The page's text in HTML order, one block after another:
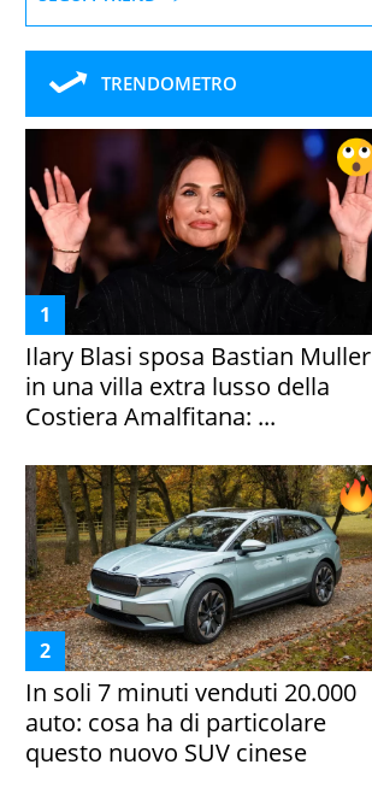
TRENDOMETRO
Ilary Blasi sposa Bastian Muller
in una villa extra lusso della
Costiera Amalfitana: ...
In soli 7 minuti venduti 20.000
auto: cosa ha di particolare
questo nuovo SUV cinese